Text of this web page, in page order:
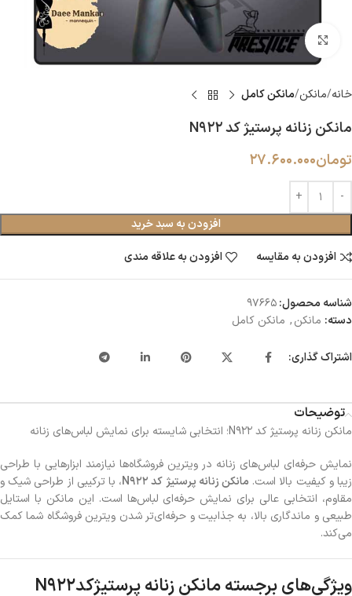
بزرگنمایی تصویر
خانه مانکن مانکن کامل
مانکن زنانه پرستیژ کد N922
تومان27.600.000
افزودن به سبد خرید
افزودن به مقایسه
افزودن به علاقه مندی
شناسه محصول:97665
دسته: مانکن, مانکن کامل
اشتراک گذاری:
توضیحات
مانکن زنانه پرستیژ کد N922؛ انتخابی شایسته برای نمایش لباس‌های زنانه
نمایش حرفه‌ای لباس‌های زنانه در ویترین فروشگاه‌ها نیازمند ابزارهایی با طراحی
زیبا و کیفیت بالا است. مانکن زنانه پرستیژ کد N922
، با ترکیبی از طراحی شیک و
مقاوم، انتخابی عالی برای نمایش حرفه‌ای لباس‌ها است. این مانکن با استایل
طبیعی و ماندگاری بالا، به جذابیت و حرفه‌ای‌تر شدن ویترین فروشگاه شما کمک
می‌کند.
ویژگی‌های برجسته مانکن زنانه پرستیژکدN922